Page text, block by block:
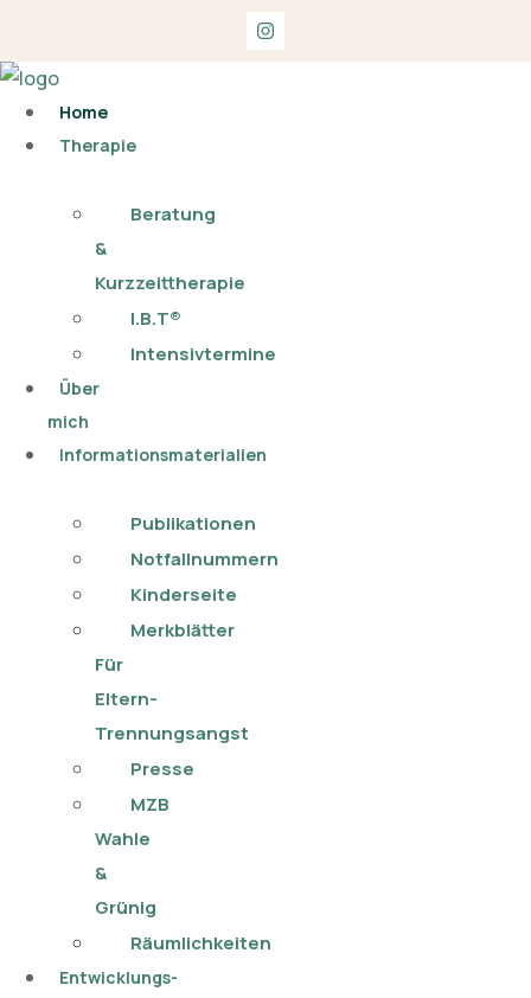
Home
Therapie
Beratung
&
Kurzzeittherapie
I.B.T®
Intensivtermine
Über
mich
Informationsmaterialien
Publikationen​
Notfallnummern
Kinderseite
Merkblätter
Für
Eltern-
Trennungsangst
Presse
MZB
Wahle
&
Grünig
Räumlichkeiten
Entwicklungs-